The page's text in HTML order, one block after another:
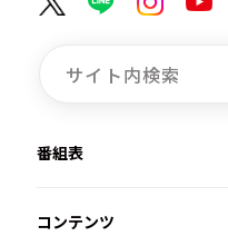
番組表
コンテンツ